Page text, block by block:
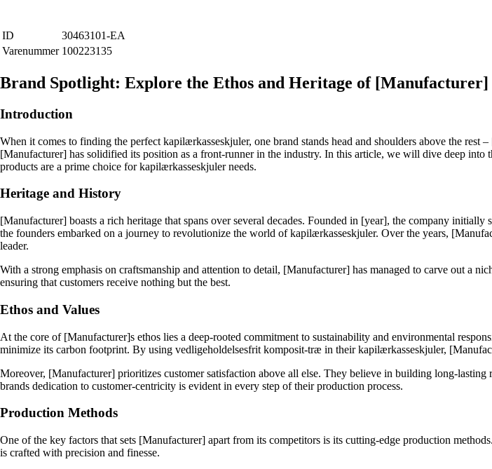
ID
30463101-EA
Varenummer 100223135
Brand Spotlight: Explore the Ethos and Heritage of [Manufacturer]
Introduction
When it comes to finding the perfect kapilærkasseskjuler, one brand stands head and shoulders above the
[Manufacturer] has solidified its position as a front-runner in the industry. In this article, we will dive deep
products are a prime choice for kapilærkasseskjuler needs.
Heritage and History
[Manufacturer] boasts a rich heritage that spans over several decades. Founded in [year], the company
the founders embarked on a journey to revolutionize the world of kapilærkasseskjuler. Over the years,
leader.
With a strong emphasis on craftsmanship and attention to detail, [Manufacturer] has managed to carve out a
ensuring that customers receive nothing but the best.
Ethos and Values
At the core of [Manufacturer]s ethos lies a deep-rooted commitment to sustainability and environmental
minimize its carbon footprint. By using vedligeholdelsesfrit komposit-træ in their kapilærkasseskjuler,
Moreover, [Manufacturer] prioritizes customer satisfaction above all else. They believe in building long-
brands dedication to customer-centricity is evident in every step of their production process.
Production Methods
One of the key factors that sets [Manufacturer] apart from its competitors is its cutting-edge production
is crafted with precision and finesse.